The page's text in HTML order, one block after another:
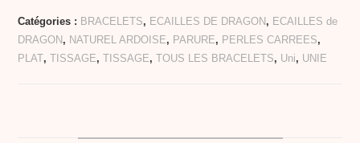
Catégories : BRACELETS, ECAILLES DE DRAGON , ECAILLES de
DRAGON , NATUREL ARDOISE, PARURE, PERLES CARREES,
PLAT,TISSAGE,TISSAGE,TOUS LES BRACELETS, Uni, UNIE